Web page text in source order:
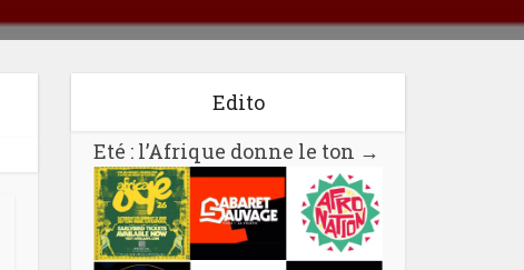
Edito
Eté : l’Afrique donne le ton →